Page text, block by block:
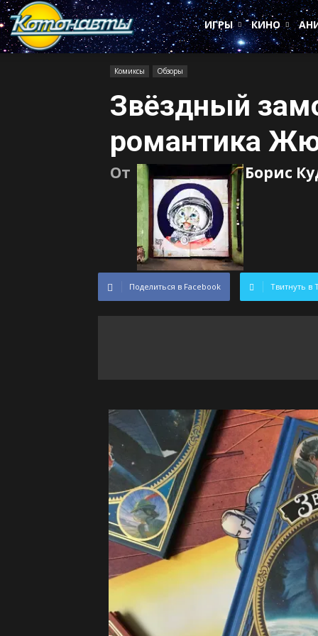
Котонавты
ИГРЫ
КИНО
Комиксы Обзоры
Звёздный
романтика
От Борис
Поделиться в Facebook Твитнуть в